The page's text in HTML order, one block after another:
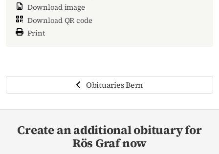
Download image
Download QR code
Print
Obituaries Bern
Create an additional obituary for
Rös Graf now